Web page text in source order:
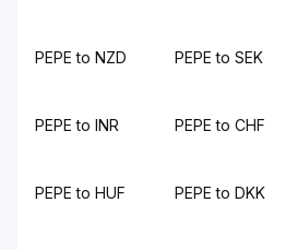
PEPE to NZD PEPE to SEK
PEPE to INR PEPE to CHF
PEPE to HUF PEPE to DKK